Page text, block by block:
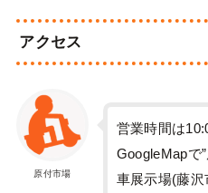
アクセス
原付市場
営業時間は
GoogleMapで
車展示場(藤沢